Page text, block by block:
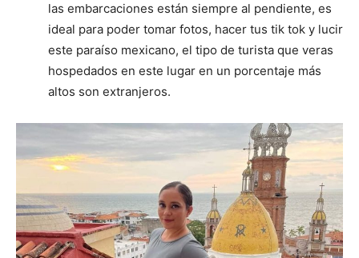
las embarcaciones están siempre al pendiente, es
ideal para poder tomar fotos, hacer tus tik tok y lucir
este paraíso mexicano, el tipo de turista que veras
hospedados en este lugar en un porcentaje más
altos son extranjeros.